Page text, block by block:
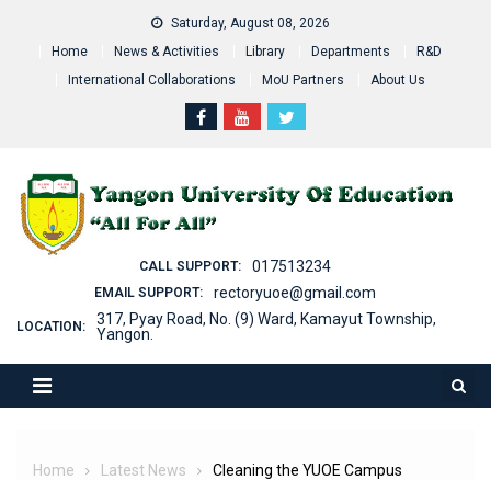
Saturday, August 08, 2026
Home
News & Activities Library Departments
R&D
International Collaborations
MoU Partners About Us
CALL SUPPORT: 017513234
EMAIL SUPPORT: rectoryuoe@gmail.com
LOCATION:
317, Pyay Road, No. (9) Ward, Kamayut Township,
Yangon.
Home Latest News Cleaning the YUOE Campus